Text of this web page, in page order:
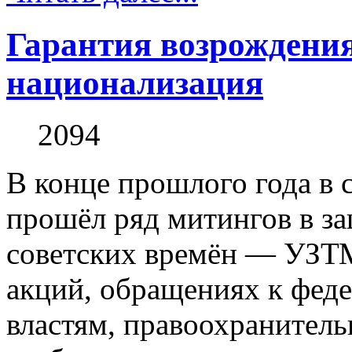
Гарантия
национализация
2094
В конце прошлого года в
прошёл ряд митингов в
советских времён —
акций, обращениях к
властям,